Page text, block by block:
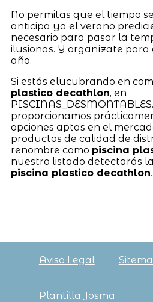
No permitas que el tiempo
anticipa ya el verano
necesario para pasar la
ilusionas. Y organízate
año.
Si estás elucubrando en
plastico decathlon, en
proporcionamos
opciones aptas en el
productos de calidad de
renombre como piscina
nuestro listado detectarás
piscina plastico decathlon.
Aviso Legal
Plantilla Josma